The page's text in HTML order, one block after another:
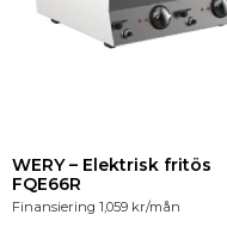
WERY – Elektrisk fritös
FQE66R
Finansiering 1,059 kr/mån